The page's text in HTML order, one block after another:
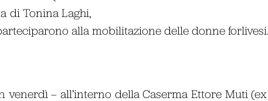
di Tonina Laghi,
alla mobilitazione delle donne forlivesi.
venerdì – all’interno della Caserma Ettore Muti